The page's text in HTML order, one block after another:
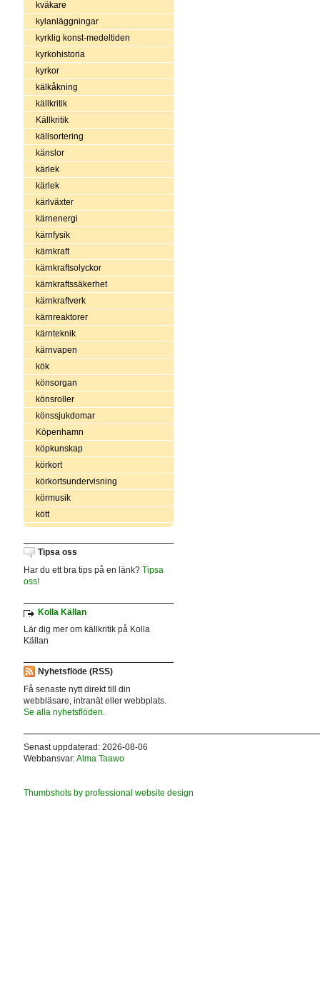
kväkare
kylanläggningar
kyrklig konst-medeltiden
kyrkohistoria
kyrkor
kälkåkning
källkritik
Källkritik
källsortering
känslor
kärlek
kärlek
kärlväxter
kärnenergi
kärnfysik
kärnkraft
kärnkraftsolyckor
kärnkraftssäkerhet
kärnkraftverk
kärnreaktorer
kärnteknik
kärnvapen
kök
könsorgan
könsroller
könssjukdomar
Köpenhamn
köpkunskap
körkort
körkortsundervisning
körmusik
kött
Tipsa oss
Har du ett bra tips på en länk? Tipsa
oss!
Kolla Källan
Lär dig mer om källkritik på Kolla
Källan
Nyhetsflöde (RSS)
Få senaste nytt direkt till din
webbläsare, intranät eller webbplats.
Se alla nyhetsflöden.
Senast uppdaterad: 2026-08-06
Webbansvar:Alma Taawo
Thumbshots by professional website design